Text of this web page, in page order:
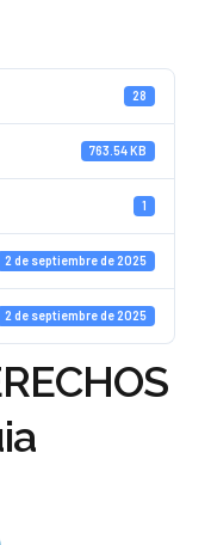
28
763.54 KB
1
2 de septiembre de 2025
2 de septiembre de 2025